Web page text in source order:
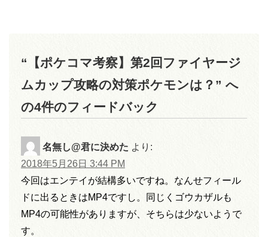
“【ポケコマ考察】第2回ファイヤージ
ムカップ攻略の対策ポケモンは？” へ
の4件のフィードバック
名無し@君に決めた より:
2018年5月26日 3:44 PM
今回はエンテイが結構多いですね。なんせフィール
ドに出るときはMP4ですし。同じくゴウカザルも
MP4の可能性がありますが、そちらは少ないようで
す。